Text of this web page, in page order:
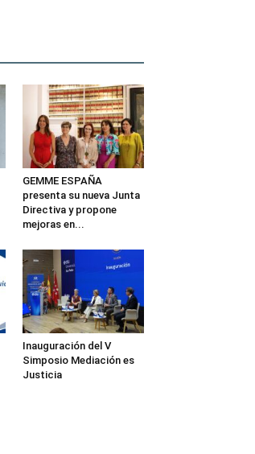
GEMME ESPAÑA
presenta su nueva Junta
Directiva y propone
mejoras en...
Inauguración del V
Simposio Mediación es
Justicia